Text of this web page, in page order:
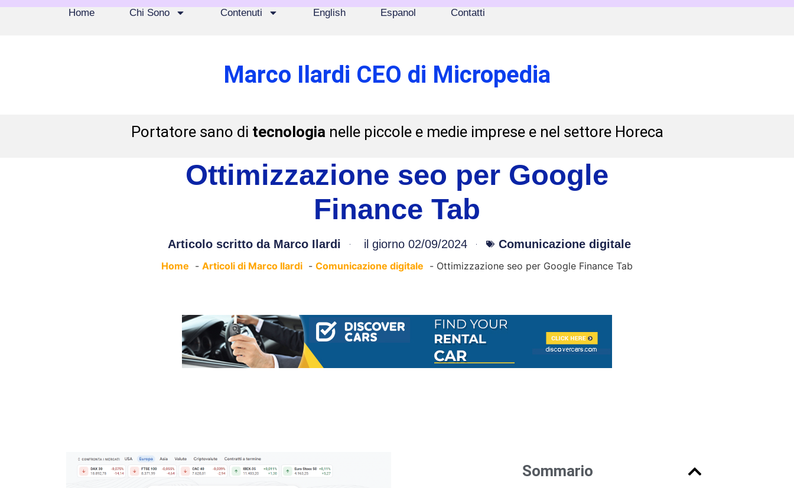
Home Chi Sono Contenuti English Espanol Contatti
Marco Ilardi CEO di Micropedia
Portatore sano di tecnologia nelle piccole e medie imprese e nel settore Horeca
Ottimizzazione seo per Google
Finance Tab
Articolo scritto daMarco Ilardi il giorno 02/09/2024 Comunicazione digitale
Home Articoli di Marco Ilardi Comunicazione digitale Ottimizzazione seo per Google Finance Tab
Sommario